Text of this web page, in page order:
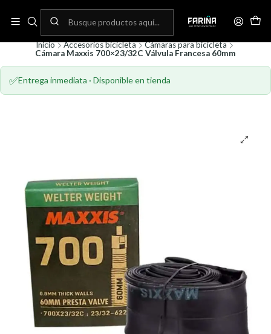
Envíos gratis por compras sobre 80.000! (No aplica para bicicletas)
Inicio Accesorios bicicleta
Cámaras para bicicleta
Cámara Maxxis 700×23/32C Válvula Francesa 60mm
✅Entrega inmediata · Disponible en tienda